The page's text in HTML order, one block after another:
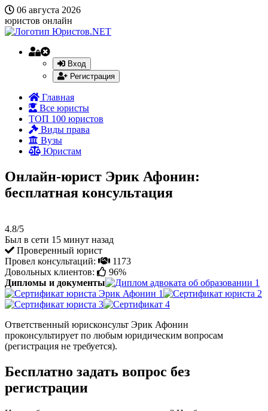
06 августа 2026
юристов онлайн
Вход
Регистрация
Главная
Все юристы
ТОП 100 юристов
Виды права
Вузы
Юристам
Онлайн-юрист Эрик Афонин:
бесплатная консультация
4.8/5
Был в сети 15 минут назад
Проверенный юрист
Провел консультаций:
1173
Довольных клиентов:
96%
Дипломы и документы
Ответственный юрисконсульт Эрик Афонин
проконсультирует по любым юридическим вопросам
(регистрация не требуется).
Бесплатно задать вопрос без
регистрации